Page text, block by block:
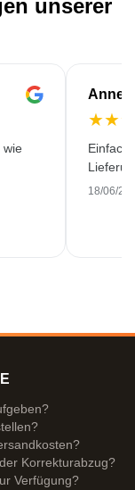
unserer
wie
Anne-
★★
18/06/
Korrekturabzug?
Verfügung?